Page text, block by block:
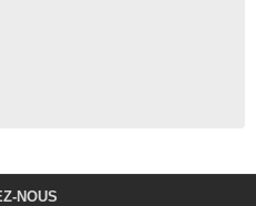
NOUS